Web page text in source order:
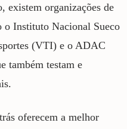
existem organizações de
o Instituto Nacional Sueco
(VTI) e o ADAC
também testam e
oferecem a melhor